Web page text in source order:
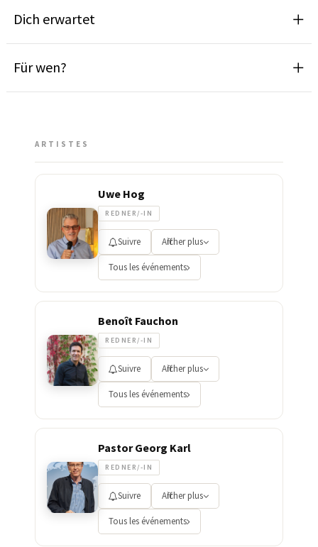
Dich erwartet
Für wen?
ARTISTES
Uwe Hog
REDNER/-IN
Suivre Afficher plus
Tous les événements
Benoît Fauchon
REDNER/-IN
Suivre Afficher plus
Tous les événements
Pastor Georg Karl
REDNER/-IN
Suivre Afficher plus
Tous les événements